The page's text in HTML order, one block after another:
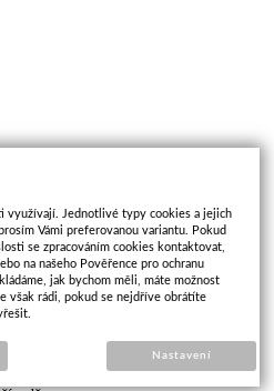
využívají. Jednotlivé typy cookies a jejich
Vámi preferovanou variantu. Pokud
se zpracováním cookies kontaktovat,
na našeho Pověřence pro ochranu
jak bychom měli, máte možnost
však rádi, pokud se nejdříve obrátíte
Nastavení